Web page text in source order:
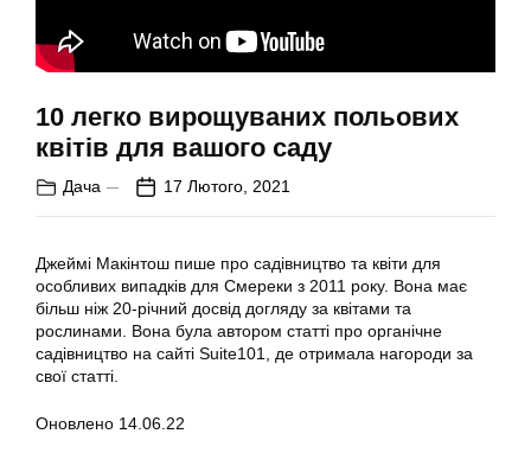
10 легко вирощуваних польових
квітів для вашого саду
Дача 17 Лютого, 2021
Джеймі Макінтош пише про садівництво та квіти для
особливих випадків для Смереки з 2011 року. Вона має
більш ніж 20-річний досвід догляду за квітами та
рослинами. Вона була автором статті про органічне
садівництво на сайті Suite101, де отримала нагороди за
свої статті.
Оновлено 14.06.22